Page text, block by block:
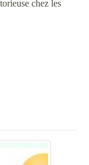
chez les